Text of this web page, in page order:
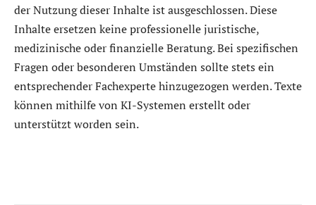
der Nutzung dieser Inhalte ist ausgeschlossen. Diese
Inhalte ersetzen keine professionelle juristische,
medizinische oder finanzielle Beratung. Bei spezifischen
Fragen oder besonderen Umständen sollte stets ein
entsprechender Fachexperte hinzugezogen werden. Texte
können mithilfe von KI-Systemen erstellt oder
unterstützt worden sein.